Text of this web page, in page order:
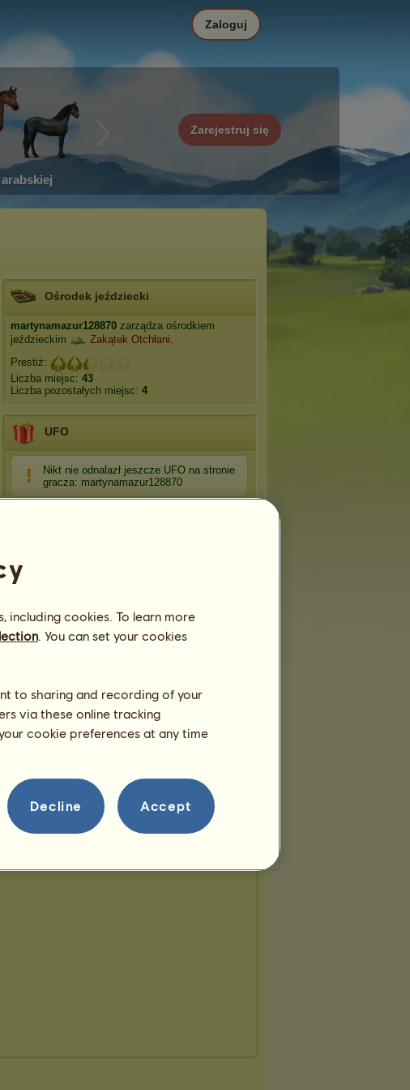
Zarejestruj się
Zaloguj
Ośrodek jeździecki
martynamazur128870 zarządza ośrodkiem
jeździeckim
Zakątek Otchłani.
Prestiż:
Liczba miejsc: 43
Liczba pozostałych miejsc: 4
UFO
Nikt nie odnalazł jeszcze UFO na stronie
gracza: martynamazur128870
including cookies. To learn more
. You can set your cookies
to sharing and recording of your
via these online tracking
cookie preferences at any time
Decline Accept